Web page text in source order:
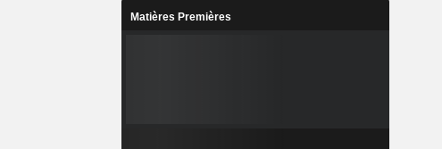
Matières Premières